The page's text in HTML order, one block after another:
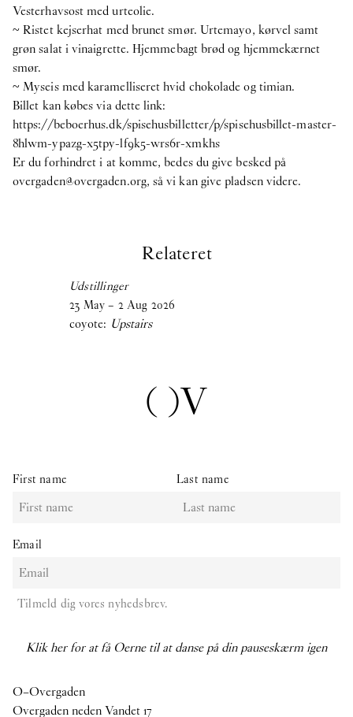
Vesterhavsost med urteolie.
~ Ristet kejserhat med brunet smør. Urtemayo, kørvel samt
grøn salat i vinaigrette. Hjemmebagt brød og hjemmekærnet
smør.
~ Myseis med karamelliseret hvid chokolade og timian.
Billet kan købes via dette link:
https://beboerhus.dk/spisehusbilletter/p/spisehusbillet-master-
8hlwm-ypazg-x5tpy-lf9k5-wrs6r-xmkhs
Er du forhindret i at komme, bedes du give besked på
overgaden@overgaden.org, så vi kan give pladsen videre.
Relateret
Udstillinger
23 May – 2 Aug 2026
coyote: Upstairs
( )V
First name Last name
Email
Tilmeld dig vores nyhedsbrev.
Klik her for at få Oerne til at danse på din pauseskærm igen
O–Overgaden
Overgaden neden Vandet 17